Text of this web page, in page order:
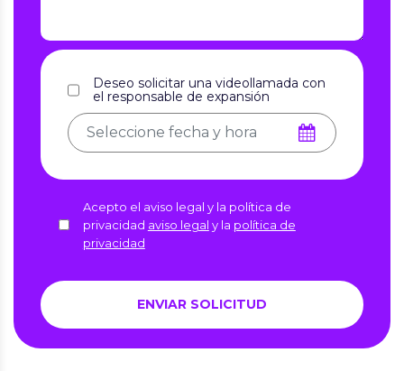
Deseo solicitar una videollamada con
el responsable de expansión
Acepto el aviso legal y la política de
privacidad aviso legal y la política de
privacidad